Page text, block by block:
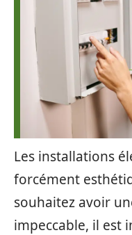
Les installations
forcément
souhaitez avoir
impeccable, il est